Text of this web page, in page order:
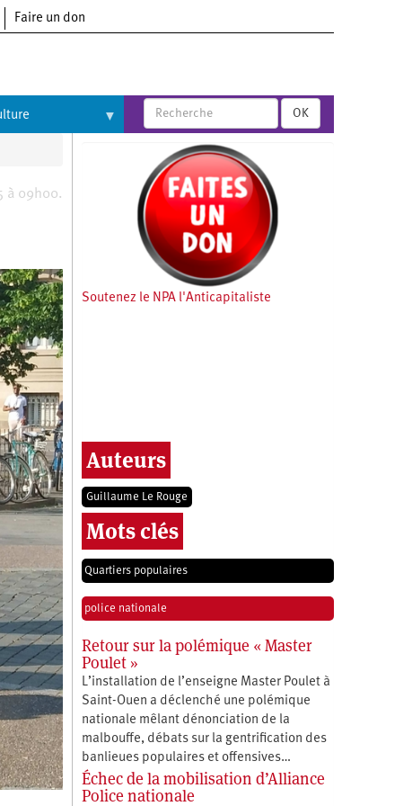
Faire un don
OK
à 09h00.
Soutenez le NPA l'Anticapitaliste
Auteurs
Guillaume Le Rouge
Mots clés
Quartiers populaires
police nationale
Retour sur la polémique « Master
Poulet »
L’installation de l’enseigne Master Poulet à
Saint-Ouen a déclenché une polémique
nationale mêlant dénonciation de la
malbouffe, débats sur la gentrification des
banlieues populaires et offensives…
Échec de la mobilisation d’Alliance
Police nationale